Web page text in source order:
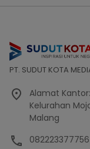
PT. SUDUT KOTA
Alamat
Kelurahan
Malang
082223377756